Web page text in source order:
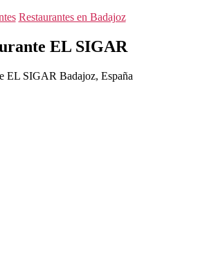
Categorías
Restaurantes en Badajoz
EL SIGAR
EL SIGAR Badajoz, España